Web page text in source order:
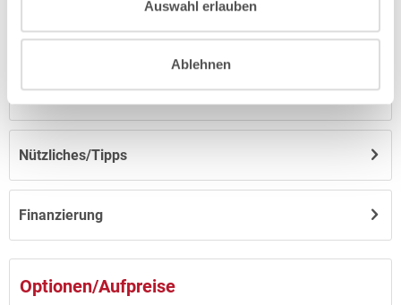
Auswahl erlauben
Ablehnen
Finanzierung
Anleitungen/Datenblätter
Hinweise zum Versand / zur Lagerung
Nützliches/Tipps
Optionen/Aufpreise